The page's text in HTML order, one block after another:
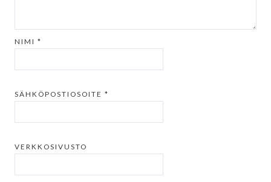
NIMI *
SÄHKÖPOSTIOSOITE *
VERKKOSIVUSTO